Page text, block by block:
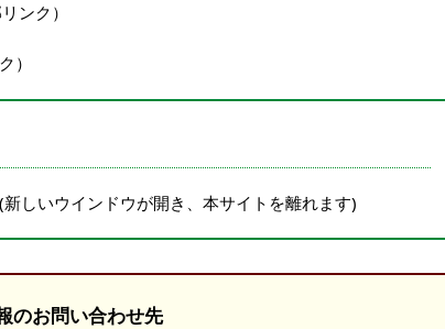
ンク）
）
(新しいウインドウが開き、本サイトを離れます)
のお問い合わせ先